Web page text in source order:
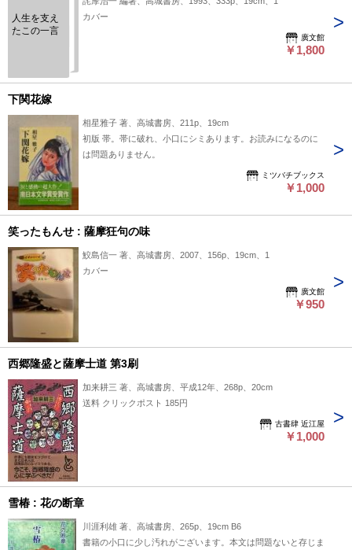
人生を支え
たこの一言
カバー
廣文館
￥1,800
下関花嫁
相星雅子 著、高城書房、211p、19cm
初版 帯。帯に破れ、小口にシミあります。お読みになるのに
は問題ありません。
ミツバチブックス
￥1,000
笑ったもんせ : 薩摩狂句の味
鮫島信一 著、高城書房、2007、156p、19cm、1
カバー
廣文館
￥950
西郷隆盛と薩摩士道 第3刷
加来耕三 著、高城書房、平成12年、268p、20cm
送料 クリックポスト 185円
古書肆 近江屋
￥1,000
雪椿 : 花の断章
川涯利雄 著、高城書房、265p、19cm B6
書籍の小口に少し汚れがございます。本文は問題ないと存じま